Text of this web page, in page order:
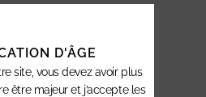
D'ÂGE
site, vous devez avoir plus
être majeur et j’accepte les